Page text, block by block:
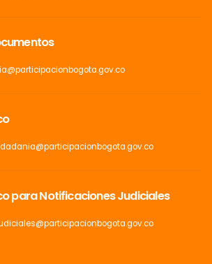
para Notificaciones Judiciales